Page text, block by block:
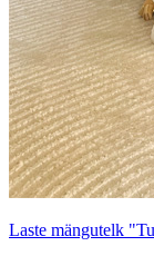
Laste mängutelk